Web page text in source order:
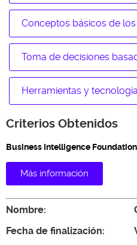
Conceptos básicos de
Toma de decisiones
Herramientas y
Criterios Obtenidos
Business Intelligence
Más información
Nombre:
Fecha de finalización: